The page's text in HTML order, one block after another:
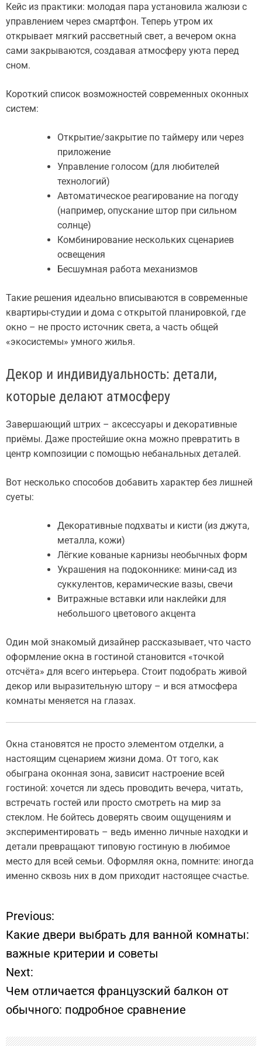
Кейс из практики: молодая пара установила жалюзи с
управлением через смартфон. Теперь утром их
открывает мягкий рассветный свет, а вечером окна
сами закрываются, создавая атмосферу уюта перед
сном.
Короткий список возможностей современных оконных
систем:
Открытие/закрытие по таймеру или через
приложение
Управление голосом (для любителей
технологий)
Автоматическое реагирование на погоду
(например, опускание штор при сильном
солнце)
Комбинирование нескольких сценариев
освещения
Бесшумная работа механизмов
Такие решения идеально вписываются в современные
квартиры-студии и дома с открытой планировкой, где
окно – не просто источник света, а часть общей
«экосистемы» умного жилья.
Декор и индивидуальность: детали,
которые делают атмосферу
Завершающий штрих – аксессуары и декоративные
приёмы. Даже простейшие окна можно превратить в
центр композиции с помощью небанальных деталей.
Вот несколько способов добавить характер без лишней
суеты:
Декоративные подхваты и кисти (из джута,
металла, кожи)
Лёгкие кованые карнизы необычных форм
Украшения на подоконнике: мини-сад из
суккулентов, керамические вазы, свечи
Витражные вставки или наклейки для
небольшого цветового акцента
Один мой знакомый дизайнер рассказывает, что часто
оформление окна в гостиной становится «точкой
отсчёта» для всего интерьера. Стоит подобрать живой
декор или выразительную штору – и вся атмосфера
комнаты меняется на глазах.
Окна становятся не просто элементом отделки, а
настоящим сценарием жизни дома. От того, как
обыграна оконная зона, зависит настроение всей
гостиной: хочется ли здесь проводить вечера, читать,
встречать гостей или просто смотреть на мир за
стеклом. Не бойтесь доверять своим ощущениям и
экспериментировать – ведь именно личные находки и
детали превращают типовую гостиную в любимое
место для всей семьи. Оформляя окна, помните: иногда
именно сквозь них в дом приходит настоящее счастье.
Н
а
в
и
г
Previous:
Какие двери выбрать для ванной комнаты:
важные критерии и советы
Next:
Чем отличается французский балкон от
обычного: подробное сравнение